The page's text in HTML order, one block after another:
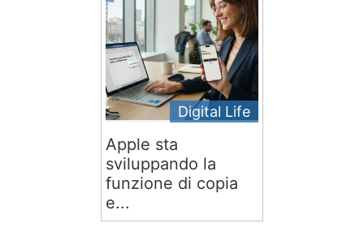
Digital Life
Apple sta
sviluppando la
funzione di copia
e...